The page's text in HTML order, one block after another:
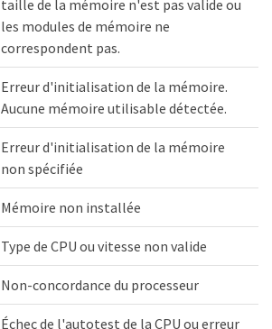
taille de la mémoire n'est pas valide ou
les modules de mémoire ne
correspondent pas.
Erreur d'initialisation de la mémoire.
Aucune mémoire utilisable détectée.
Erreur d'initialisation de la mémoire
non spécifiée
Mémoire non installée
Type de CPU ou vitesse non valide
Non-concordance du processeur
Échec de l'autotest de la CPU ou erreur